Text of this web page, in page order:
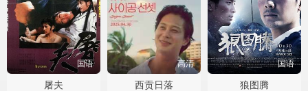
国语
屠夫
高清
西贡日落
国语
狼图腾